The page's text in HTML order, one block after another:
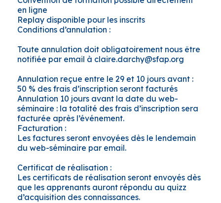
en ligne
Replay disponible pour les inscrits
Conditions d’annulation :
Toute annulation doit obligatoirement nous être
notifiée par email à claire.darchy@sfap.org
Annulation reçue entre le 29 et 10 jours avant :
50 % des frais d’inscription seront facturés
Annulation 10 jours avant la date du web-
séminaire : la totalité des frais d’inscription sera
facturée après l’événement.
Facturation :
Les factures seront envoyées dès le lendemain
du web-séminaire par email.
Certificat de réalisation :
Les certificats de réalisation seront envoyés dès
que les apprenants auront répondu au quizz
d’acquisition des connaissances.